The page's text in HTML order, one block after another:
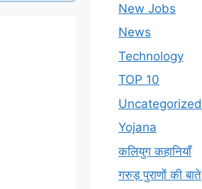
New Jobs
News
Technology
TOP 10
Uncategorized
Yojana
कलियुग कहानियाँ
गरुड़ पुराणों की बाते